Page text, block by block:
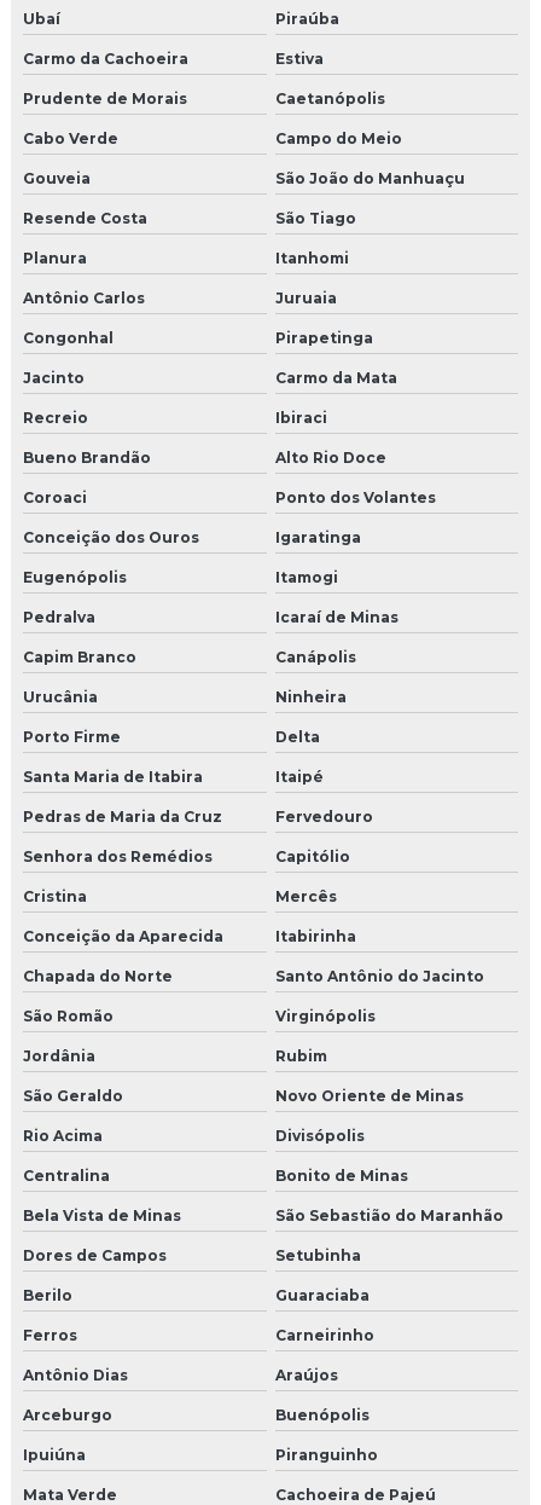
Ubaí Piraúba
Carmo da Cachoeira Estiva
Prudente de Morais Caetanópolis
Cabo Verde Campo do Meio
Gouveia São João do Manhuaçu
Resende Costa São Tiago
Planura Itanhomi
Antônio Carlos Juruaia
Congonhal Pirapetinga
Jacinto Carmo da Mata
Recreio Ibiraci
Bueno Brandão Alto Rio Doce
Coroaci Ponto dos Volantes
Conceição dos Ouros Igaratinga
Eugenópolis Itamogi
Pedralva Icaraí de Minas
Capim Branco Canápolis
Urucânia Ninheira
Porto Firme Delta
Santa Maria de Itabira Itaipé
Pedras de Maria da Cruz Fervedouro
Senhora dos Remédios Capitólio
Cristina Mercês
Conceição da Aparecida Itabirinha
Chapada do Norte Santo Antônio do Jacinto
São Romão Virginópolis
Jordânia Rubim
São Geraldo Novo Oriente de Minas
Rio Acima Divisópolis
Centralina Bonito de Minas
Bela Vista de Minas São Sebastião do Maranhão
Dores de Campos Setubinha
Berilo Guaraciaba
Ferros Carneirinho
Antônio Dias Araújos
Arceburgo Buenópolis
Ipuiúna Piranguinho
Mata Verde Cachoeira de Pajeú